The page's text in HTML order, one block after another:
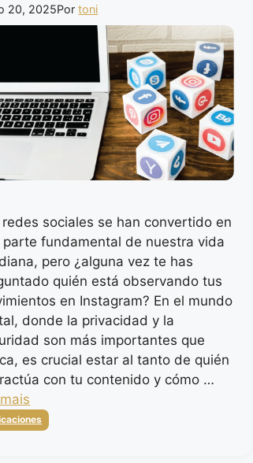
20, 2025Portoni
redes sociales se han convertido en
parte fundamental de nuestra vida
pero ¿alguna vez te has
quién está observando tus
en Instagram? En el mundo
donde la privacidad y la
son más importantes que
es crucial estar al tanto de quién
con tu contenido y cómo …